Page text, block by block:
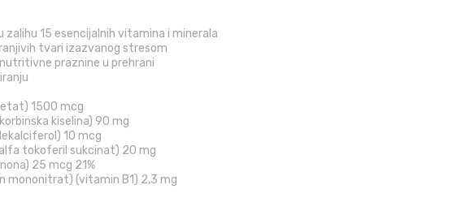
zalihu 15 esencijalnih vitamina i minerala
tvari izazvanog stresom
praznine u prehrani
1500 mcg
kiselina) 90 mg
10 mcg
tokoferil sukcinat) 20 mg
25 mcg 21%
mononitrat) (vitamin B1) 2,3 mg